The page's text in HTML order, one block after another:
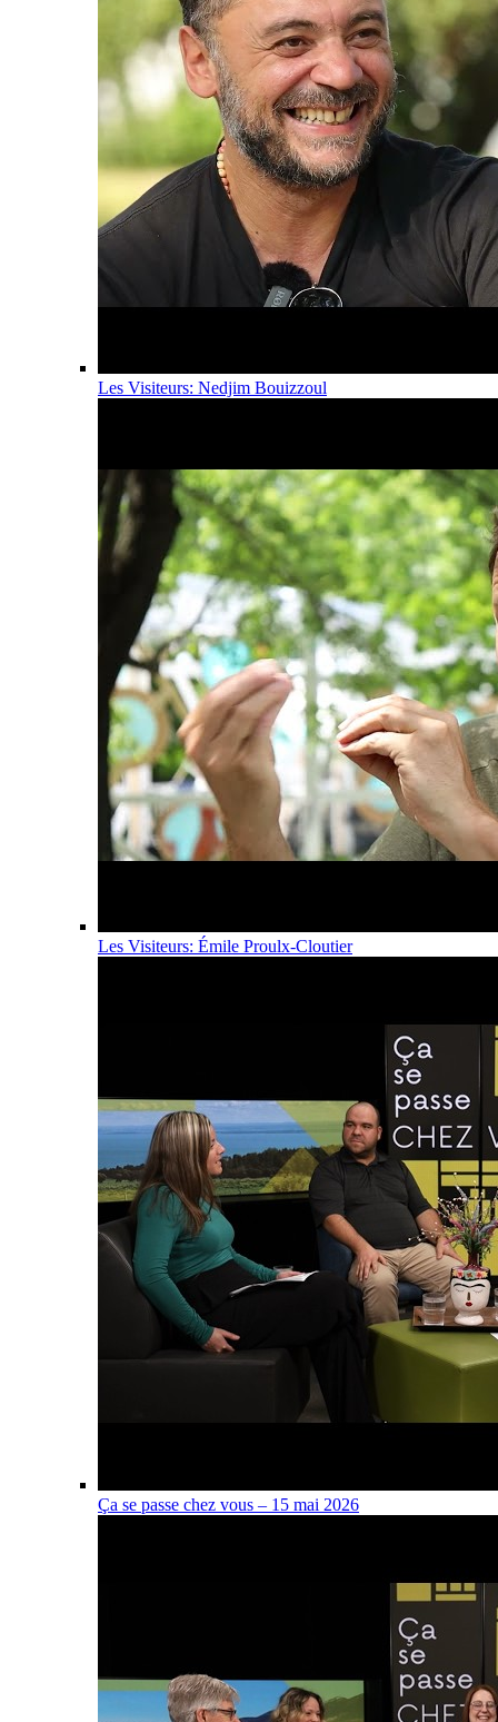
Les Visiteurs: Nedjim Bouizzoul
Les Visiteurs: Émile Proulx-Cloutier
Ça se passe chez vous – 15 mai 2026